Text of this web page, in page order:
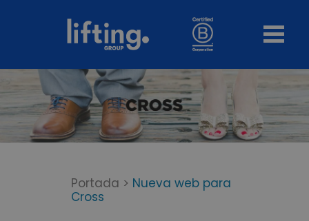
Portada > Nueva web para
Cross